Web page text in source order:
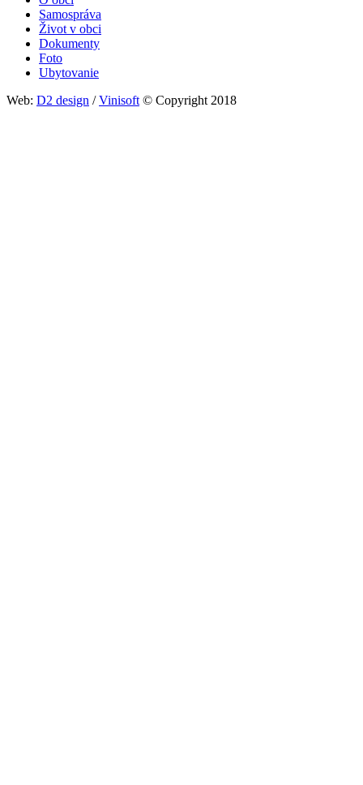
Samospráva
Život v obci
Dokumenty
Foto
Ubytovanie
Web: D2 design /Vinisoft © Copyright 2018